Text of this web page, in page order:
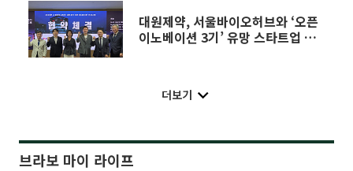
대원제약, 서울바이오허브와 ‘오픈
이노베이션 3기’ 유망 스타트업 발
더보기
브라보 마이 라이프